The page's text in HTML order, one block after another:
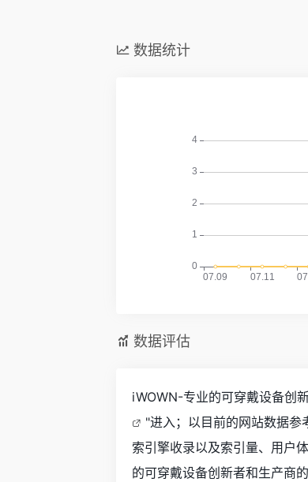
数据统计
数据评估
iWOWN-专业的可穿戴设备创
"进入；以目前的网站数据
索引擎收录以及索引量、用户
的可穿戴设备创新者和生产商